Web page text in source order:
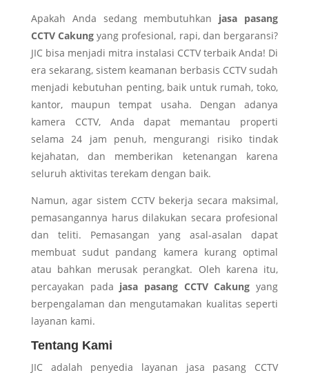
Apakah Anda sedang membutuhkan jasa pasang
CCTV Cakung yang profesional, rapi, dan bergaransi?
JIC bisa menjadi mitra instalasi CCTV terbaik Anda! Di
era sekarang, sistem keamanan berbasis CCTV sudah
menjadi kebutuhan penting, baik untuk rumah, toko,
kantor, maupun tempat usaha. Dengan adanya
kamera CCTV, Anda dapat memantau properti
selama 24 jam penuh, mengurangi risiko tindak
kejahatan, dan memberikan ketenangan karena
seluruh aktivitas terekam dengan baik.
Namun, agar sistem CCTV bekerja secara maksimal,
pemasangannya harus dilakukan secara profesional
dan teliti. Pemasangan yang asal-asalan dapat
membuat sudut pandang kamera kurang optimal
atau bahkan merusak perangkat. Oleh karena itu,
percayakan pada jasa pasang CCTV Cakung yang
berpengalaman dan mengutamakan kualitas seperti
layanan kami.
Tentang Kami
JIC adalah penyedia layanan jasa pasang CCTV